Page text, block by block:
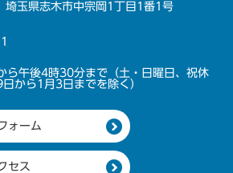
玉県志木市中宗岡1丁目1番1号
ら午後4時30分まで（土・日曜日、祝休
から1月3日までを除く）
ォーム
セス